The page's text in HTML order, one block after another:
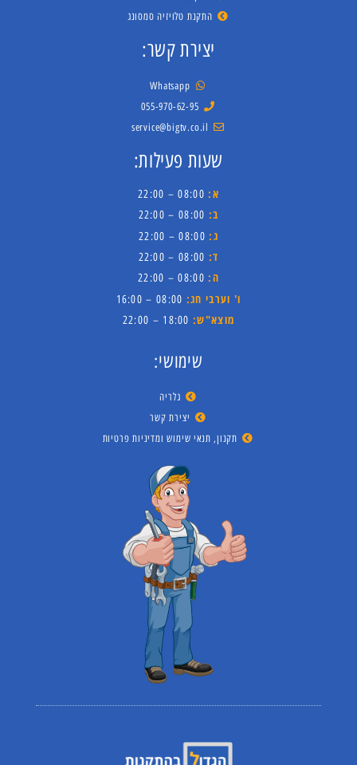
התקנת טלויזיה סמסונג
יצירת קשר:
Whatsapp
055-970-62-95
service@bigtv.co.il
שעות פעילות:
א:08:00 – 22:00
ב:
ג:08:00 – 22:00
ד:
ה:08:00 – 22:00
ו' וערבי חג:
מוצא"ש:18:00 – 22:00
שימושי:
גלריה
יצירת קשר
תקנון, תנאי שימוש ומדיניות פרטיות